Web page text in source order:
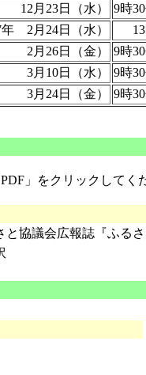
12月23日（水） 9時
年 2月24日（水）
2月26日（金）
9時
3月10日（水）
9時
3月24日（金） 9時
」をクリックしてく
と協議会広報誌『ふる